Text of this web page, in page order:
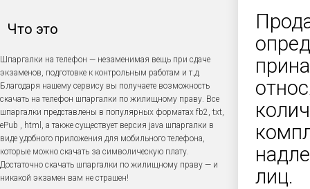
Что это
Шпаргалки на телефон — незаменимая вещь при сдаче
экзаменов, подготовке к контрольным работам и т.д.
Благодаря нашему сервису вы получаете возможность
скачать на телефон шпаргалки по жилищному праву. Все
шпаргалки представлены в популярных форматах fb2, txt,
ePub , html, а также существует версия java шпаргалки в
виде удобного приложения для мобильного телефона,
которые можно скачать за символическую плату.
Достаточно скачать шпаргалки по жилищному праву — и
никакой экзамен вам не страшен!
лиц.